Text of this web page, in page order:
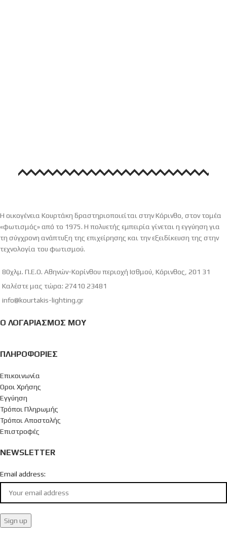
Η οικογένεια Κουρτάκη δραστηριοποιείται στην Κόρινθο, στον τομέα
«φωτισμός» από το 1975. Η πολυετής εμπειρία γίνεται η εγγύηση για
τη σύγχρονη ανάπτυξη της επιχείρησης και την εξειδίκευση της στην
τεχνολογία του φωτισμού.
80χλμ. Π.Ε.Ο. Αθηνών-Κορίνθου περιοχή Ισθμού, Κόρινθος, 201 31
Καλέστε μας τώρα: 27410 23481
info@kourtakis-lighting.gr
Ο ΛΟΓΑΡΙΑΣΜΌΣ ΜΟΥ
ΠΛΗΡΟΦΟΡΊΕΣ
Επικοινωνία
Όροι Χρήσης
Εγγύηση
Τρόποι Πληρωμής
Τρόποι Αποστολής
Επιστροφές
NEWSLETTER
Email address: